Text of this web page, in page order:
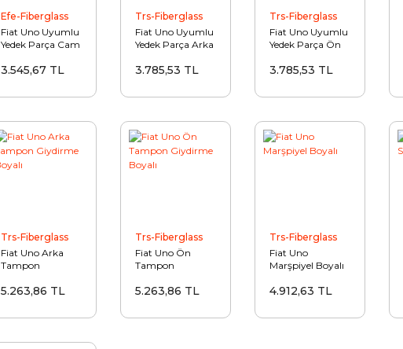
Efe-Fiberglass
Fiat Uno Uyumlu
Yedek Parça Cam
Boyasız
3.545,67 TL
Trs-Fiberglass
Fiat Uno Uyumlu
Yedek Parça Arka
Giydirme Boyasız
3.785,53 TL
Trs-Fiberglass
Fiat Uno Uyumlu
Yedek Parça Ön
Giydirme Boyasız
3.785,53 TL
Trs-Fiberglass
Fiat Uno Arka
Tampon
5.263,86 TL
Trs-Fiberglass
Fiat Uno Ön
Tampon
5.263,86 TL
Trs-Fiberglass
Fiat Uno
Marşpiyel Boyalı
4.912,63 TL